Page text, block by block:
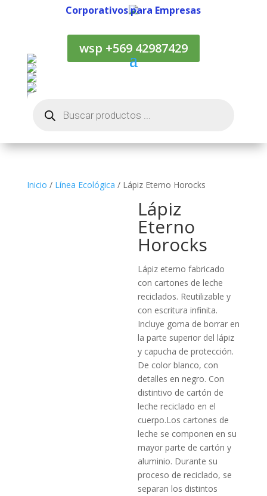
Corporativos para Empresas
wsp +569 42987429
productos
Inicio / Línea Ecológica / Lápiz Eterno Horocks
Lápiz
Eterno
Horocks
Lápiz eterno fabricado
con cartones de leche
reciclados. Reutilizable y
con escritura infinita.
Incluye goma de borrar en
la parte superior del lápiz
y capucha de protección.
De color blanco, con
detalles en negro. Con
distintivo de cartón de
leche reciclado en el
cuerpo.Los cartones de
leche se componen en su
mayor parte de cartón y
aluminio. Durante su
proceso de reciclado, se
separan los distintos